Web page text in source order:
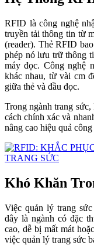
RFID là công nghệ
truyền tải thông tin từ
(reader). Thẻ RFID
phép nó lưu trữ thông
máy đọc. Công nghệ
khác nhau, từ vài cm
giữa thẻ và đầu đọc.
Trong ngành trang
cách chính xác và
nâng cao hiệu quả
Khó Khăn
Việc quản lý trang
đây là ngành có đặc
cao, dễ bị mất mát
việc quản lý trang sức